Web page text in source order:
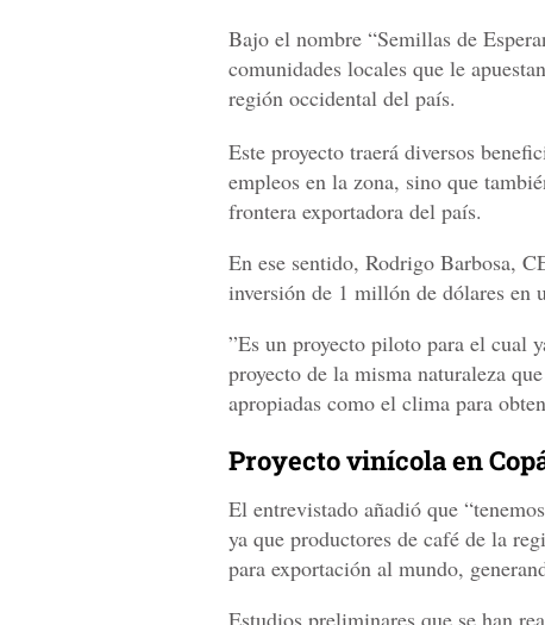
Bajo el nombre “Semillas de
comunidades locales que le
región occidental del país.
Este proyecto traerá diversos
empleos en la zona, sino que
frontera exportadora del país.
En ese sentido, Rodrigo Barbosa,
inversión de 1 millón de dólares en
”Es un proyecto piloto para el cual
proyecto de la misma naturaleza
apropiadas como el clima para
Proyecto vinícola en
El entrevistado añadió que
ya que productores de café de la
para exportación al mundo,
Estudios preliminares que se han